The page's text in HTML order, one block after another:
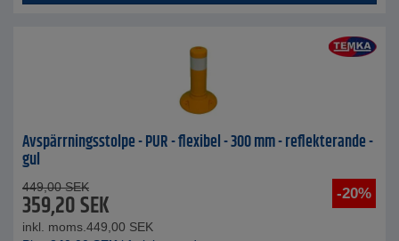
Avspärrningsstolpe - PUR - flexibel - 300 mm - reflekterande -
gul
-20%
449,00 SEK
359,20SEK
inkl. moms. 449,00 SEK